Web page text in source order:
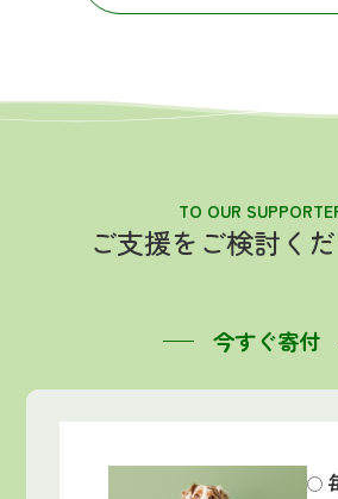
TO OUR
ご支援をご検討く
今すぐ寄付